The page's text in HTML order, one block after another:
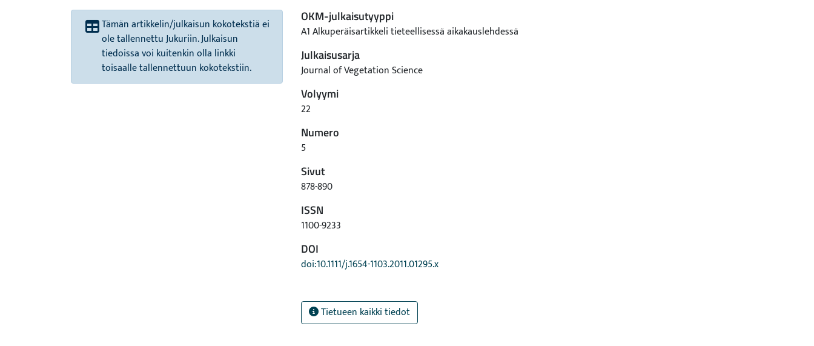
Tämän artikkelin/julkaisun kokotekstiä ei
ole tallennettu Jukuriin. Julkaisun
tiedoissa voi kuitenkin olla linkki
toisaalle tallennettuun kokotekstiin.
OKM-julkaisutyyppi
A1 Alkuperäisartikkeli tieteellisessä aikakauslehdessä
Julkaisusarja
Journal of Vegetation Science
Volyymi
22
Numero
5
Sivut
878-890
ISSN
1100-9233
DOI
doi:10.1111/j.1654-1103.2011.01295.x
Tietueen kaikki tiedot